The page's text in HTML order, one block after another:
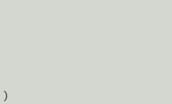
)